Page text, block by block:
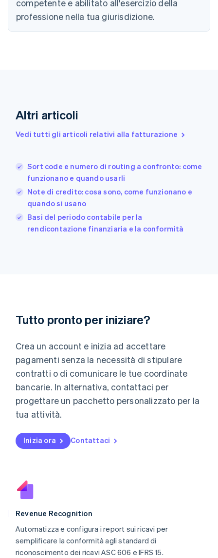
competente e abilitato all'esercizio della
professione nella tua giurisdizione.
Altri articoli
Vedi tutti gli articoli relativi alla fatturazione
Sort code e numero di routing a confronto: come
funzionano e quando usarli
Note di credito: cosa sono, come funzionano e
quando si usano
Basi del periodo contabile per la
rendicontazione finanziaria e la conformità
Tutto pronto per iniziare?
Crea un account e inizia ad accettare
pagamenti senza la necessità di stipulare
contratti o di comunicare le tue coordinate
bancarie. In alternativa, contattaci per
progettare un pacchetto personalizzato per la
tua attività.
Inizia ora Contattaci
Revenue Recognition
Automatizza e configura i report sui ricavi per
semplificare la conformità agli standard di
riconoscimento dei ricavi ASC 606 e IFRS 15.
Cipro
English
EnglishSvenska
FrançaisEnglish
Giappone
日本語English
English
Grecia
English
India
Lituania
Lussemburgo
Deutsch English
Malaysia
English 简体中文
Malta
Messico
EspañolEnglish
English
Nuova Zelanda
Polonia
Portogallo
PortuguêsEnglish
English简体中文
Regno Unito
English